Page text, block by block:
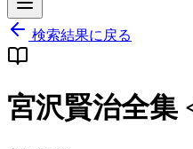
検索結果に戻る
宮沢賢治全集